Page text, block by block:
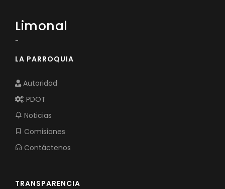
Limonal
-
LA PARROQUIA
Autoridad
PDOT
Noticias
Comisiones
Contáctenos
TRANSPARENCIA